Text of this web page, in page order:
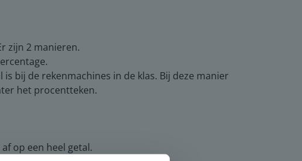
zijn 2 manieren.
bij de rekenmachines in de klas. Bij deze manier
het procentteken.
op een heel getal.